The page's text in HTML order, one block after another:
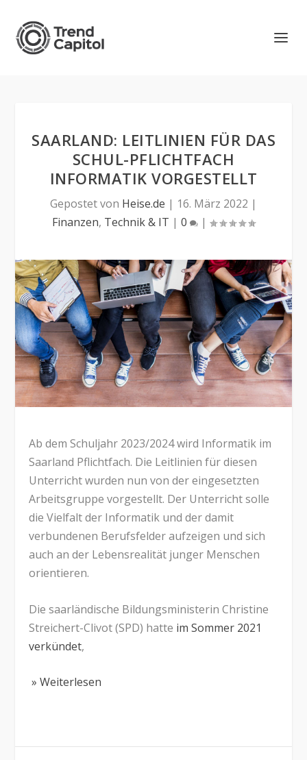
SAARLAND: LEITLINIEN FÜR DAS
SCHUL-PFLICHTFACH
INFORMATIK VORGESTELLT
Gepostet von Heise.de | 16. März 2022 |
Finanzen, Technik & IT | 0 |
Ab dem Schuljahr 2023/2024 wird Informatik im
Saarland Pflichtfach. Die Leitlinien für diesen
Unterricht wurden nun von der eingesetzten
Arbeitsgruppe vorgestellt. Der Unterricht solle
die Vielfalt der Informatik und der damit
verbundenen Berufsfelder aufzeigen und sich
auch an der Lebensrealität junger Menschen
orientieren.
Die saarländische Bildungsministerin Christine
Streichert-Clivot (SPD) hatte im Sommer 2021
verkündet,
» Weiterlesen